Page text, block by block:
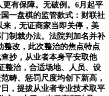
有保障。无破例。6月起平
一盘棋的监管款式：财联社
来，无证商家当即关停，美
制裁办法。法院判加名并补
整改，此次整治的焦点特点
抄，从业者本身平安取他
整治，合适场地、人员、设
畴、惩罚尺度均创下新高，
，提拔从业者专业技术取平